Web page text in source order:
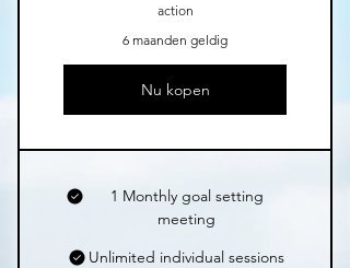
action
6 maanden geldig
Nu kopen
1 Monthly goal setting
meeting
Unlimited individual sessions